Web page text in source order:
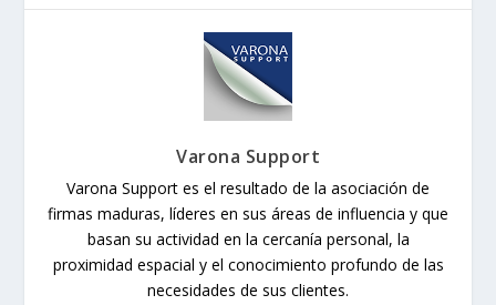
Varona Support
Varona Support es el resultado de la asociación de
firmas maduras, líderes en sus áreas de influencia y que
basan su actividad en la cercanía personal, la
proximidad espacial y el conocimiento profundo de las
necesidades de sus clientes.